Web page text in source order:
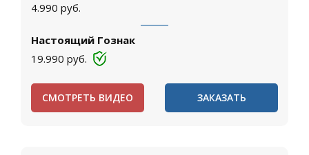
4.990 руб.
Настоящий Гознак
19.990 руб.
СМОТРЕТЬ ВИДЕО ЗАКАЗАТЬ